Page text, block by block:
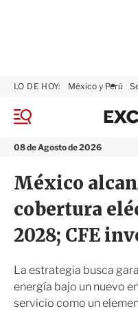
M
n
08 de Agosto de 2026
LO DE HOY: México y Perú
México
cobertura
2028; CFE
La estrategia busca
energía bajo un nuevo
servicio como un